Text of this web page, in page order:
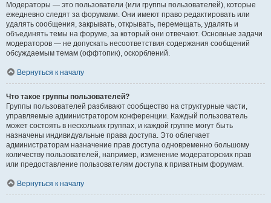
Модераторы — это пользователи (или группы пользователей), которые
ежедневно следят за форумами. Они имеют право редактировать или
удалять сообщения, закрывать, открывать, перемещать, удалять и
объединять темы на форуме, за который они отвечают. Основные задачи
модераторов — не допускать несоответствия содержания сообщений
обсуждаемым темам (оффтопик), оскорблений.
Вернуться к началу
Что такое группы пользователей?
Группы пользователей разбивают сообщество на структурные части,
управляемые администратором конференции. Каждый пользователь
может состоять в нескольких группах, и каждой группе могут быть
назначены индивидуальные права доступа. Это облегчает
администраторам назначение прав доступа одновременно большому
количеству пользователей, например, изменение модераторских прав
или предоставление пользователям доступа к приватным форумам.
Вернуться к началу